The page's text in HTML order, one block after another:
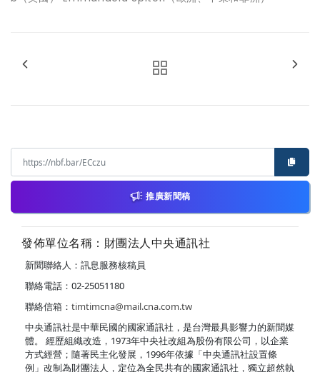
推廣新聞稿
發佈單位名稱：財團法人中央通訊社
新聞聯絡人：訊息服務核稿員
聯絡電話：02-25051180
聯絡信箱： timtimcna@mail.cna.com.tw
中央通訊社是中華民國的國家通訊社，是台灣最具影響力的新聞媒
體。 經歷組織改造，1973年中央社改組為股份有限公司，以企業
方式經營；隨著民主化發展，1996年依據「中央通訊社設置條
例」改制為財團法人，定位為全民共有的國家通訊社，獨立超然執